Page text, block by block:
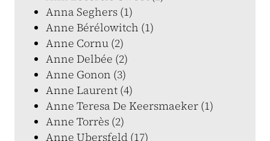
Anna Seghers (1)
Anne Bérélowitch (1)
Anne Cornu (2)
Anne Delbée (2)
Anne Gonon (3)
Anne Laurent (4)
Anne Teresa De Keersmaeker (1)
Anne Torrès (2)
Anne Ubersfeld (17)